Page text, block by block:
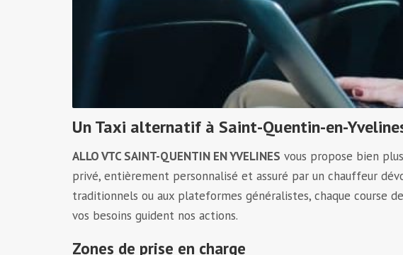
Un Taxi alternatif à Saint-Quentin-en-
ALLO VTC SAINT-QUENTIN EN YVELINES vous propose bien plus
privé, entièrement personnalisé et assuré par un chauffeur
traditionnels ou aux plateformes généralistes, chaque course
vos besoins guident nos actions.
Zones de prise en charge